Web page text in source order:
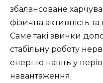
збалансоване
фізична активність
Саме такі звички
стабільну роботу
енергію навіть у
навантаження.